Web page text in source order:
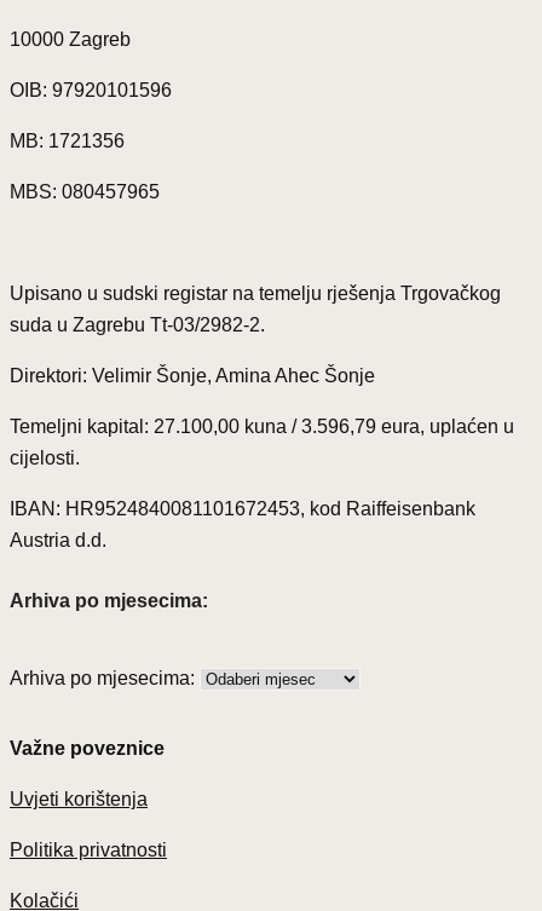
10000 Zagreb
OIB: 97920101596
MB: 1721356
MBS: 080457965
Upisano u sudski registar na temelju rješenja Trgovačkog
suda u Zagrebu Tt-03/2982-2.
Direktori: Velimir Šonje, Amina Ahec Šonje
Temeljni kapital: 27.100,00 kuna / 3.596,79 eura, uplaćen u
cijelosti.
IBAN: HR9524840081101672453, kod Raiffeisenbank
Austria d.d.
Arhiva po mjesecima:
Arhiva po mjesecima:
Važne poveznice
Uvjeti korištenja
Politika privatnosti
Kolačići